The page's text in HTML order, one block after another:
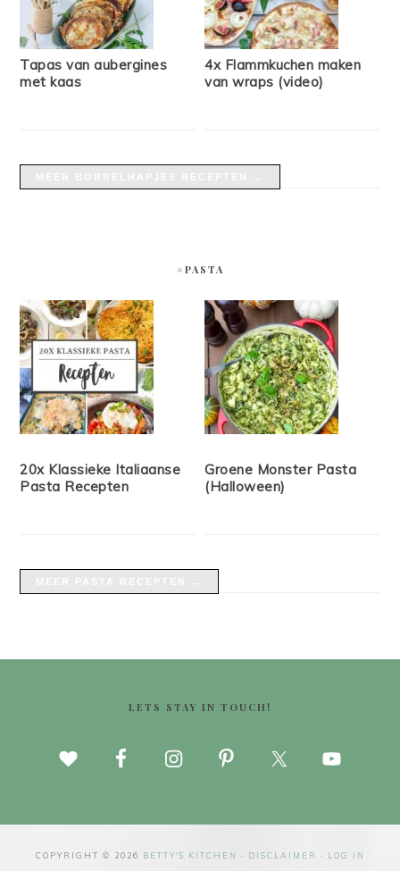
Tapas van aubergines
met kaas
4x Flammkuchen maken
van wraps (video)
#PASTA
20x Klassieke Italiaanse
Pasta Recepten
Groene Monster Pasta
(Halloween)
LETS STAY IN TOUCH!
COPYRIGHT © 2026 BETTY'S KITCHEN · DISCLAIMER · LOG IN